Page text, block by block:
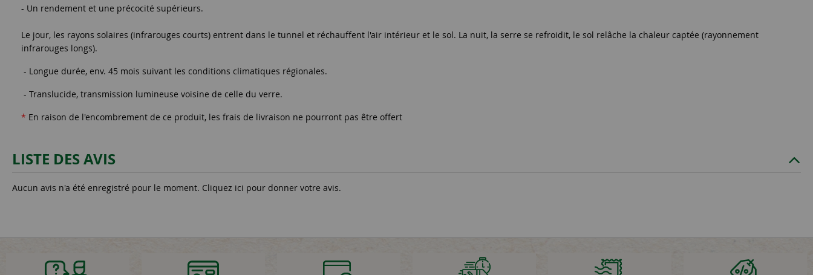
- Un rendement et une précocité supérieurs.
Le jour, les rayons solaires (infrarouges courts) entrent dans le tunnel et réchauffent l'air intérieur et le sol. La nuit, la serre se refroidit, le sol relâche la chaleur captée (rayonnement
infrarouges longs).
- Longue durée, env. 45 mois suivant les conditions climatiques régionales.
- Translucide, transmission lumineuse voisine de celle du verre.
* En raison de l'encombrement de ce produit, les frais de livraison ne pourront pas être offert
LISTE DES AVIS
Aucun avis n'a été enregistré pour le moment. Cliquez ici pour donner votre avis.